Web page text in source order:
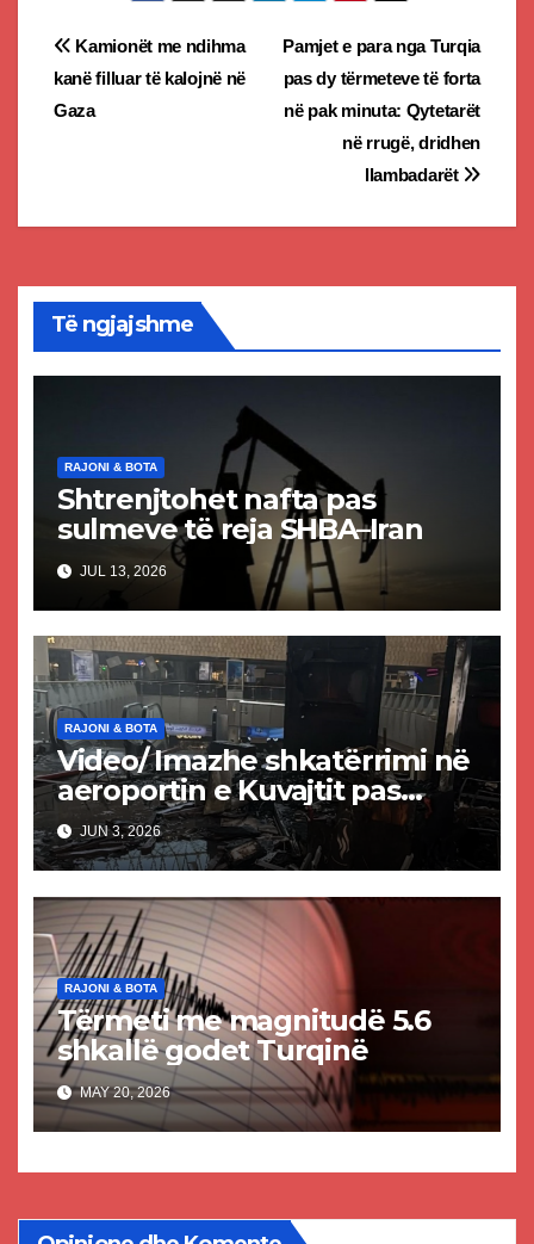
Post
navigation
Pamjet e para nga Turqia
pas dy tërmeteve të forta
në pak minuta: Qytetarët
në rrugë, dridhen
llambadarët
Kamionët me ndihma
kanë filluar të kalojnë në
Gaza
Të ngjajshme
RAJONI & BOTA
Shtrenjtohet nafta pas
sulmeve të reja SHBA–Iran
JUL 13, 2026
RAJONI & BOTA
Video/ Imazhe shkatërrimi në
aeroportin e Kuvajtit pas
sulmit iranian, një i vdekur
dhe shumë të plagosur
JUN 3, 2026
RAJONI & BOTA
Tërmeti me magnitudë 5.6
shkallë godet Turqinë
MAY 20, 2026